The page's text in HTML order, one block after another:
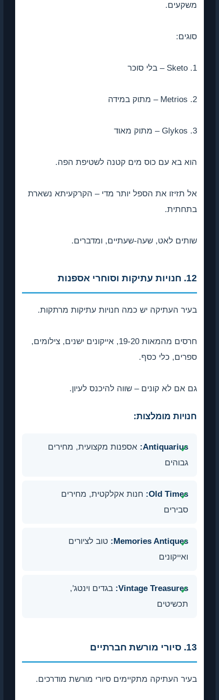
משקעים.
סוגים:
1. Sketo – בלי סוכר
2. Metrios – מתוק במידה
3. Glykos – מתוק מאוד
הוא בא עם כוס מים קטנה לשטיפת הפה.
אל תזיזו את הספל יותר מדי – הקרקעיתא נשארת
בתחתית.
שותים לאט, שעה-שעתיים, ומדברים.
12. חנויות עתיקות וסוחרי אספנות
בעיר העתיקה יש כמה חנויות עתיקות מרתקות.
חרסים מהמאות 19-20, אייקונים ישנים, צילומים,
ספרים, כלי כסף.
גם אם לא קונים – שווה להיכנס לעיון.
חנויות מומלצות:
Antiquarius: אספנות מקצועית, מחירים
גבוהים
Old Times:
חנות אקלקטית, מחירים
סבירים
Memories Antiques:
טוב לציורים
ואייקונים
Vintage Treasures: בגדים וינטג',
תכשיטים
13. סיורי מורשת חברתיים
בעיר העתיקה מתקיימים סיורי מורשת מודרכים.